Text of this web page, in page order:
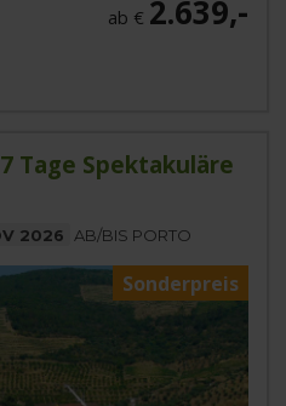
ab € 2.639,-
Tage Spektakuläre
2026 AB/BIS PORTO
Sonderpreis